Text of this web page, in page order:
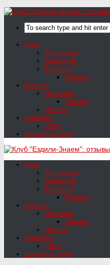
Азия
Мальдивы
Сингапур
Таиланд
Бангкок
Европа
Испания
Бланес
Италия
Америка
США
Добавить отчет
Азия
Мальдивы
Сингапур
Таиланд
Бангкок
Европа
Испания
Бланес
Италия
Америка
США
Добавить отчет